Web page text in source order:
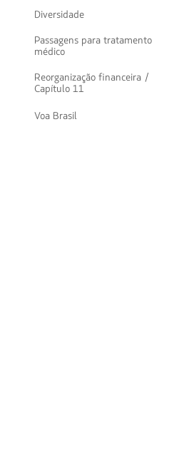
Diversidade
Passagens para tratamento
médico
Reorganização financeira /
Capítulo 11
Voa Brasil